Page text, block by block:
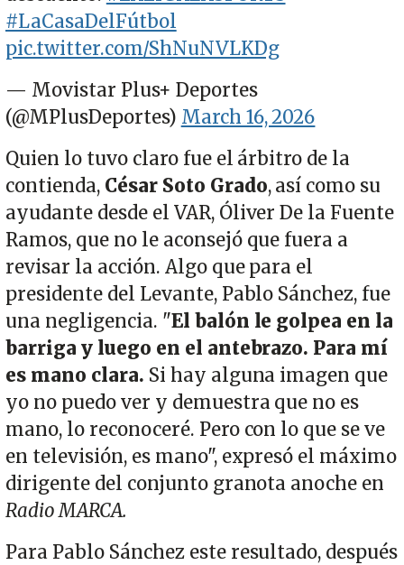
#LaCasaDelFútbol
pic.twitter.com/ShNuNVLKDg
— Movistar Plus+ Deportes
(@MPlusDeportes) March 16, 2026
Quien lo tuvo claro fue el árbitro de la
contienda, César Soto Grado, así como su
ayudante desde el VAR, Óliver De la Fuente
Ramos, que no le aconsejó que fuera a
revisar la acción. Algo que para el
presidente del Levante, Pablo Sánchez, fue
una negligencia. "El balón le golpea en la
barriga y luego en el antebrazo. Para mí
es mano clara. Si hay alguna imagen que
yo no puedo ver y demuestra que no es
mano, lo reconoceré. Pero con lo que se ve
en televisión, es mano", expresó el máximo
dirigente del conjunto granota anoche en
Radio MARCA.
Para Pablo Sánchez este resultado, después